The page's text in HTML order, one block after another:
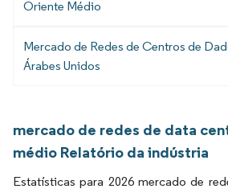
Oriente Médio
Mercado de Redes de Centros de
Árabes Unidos
mercado de redes de data
médio Relatório da indústria
Estatísticas para 2026 mercado de